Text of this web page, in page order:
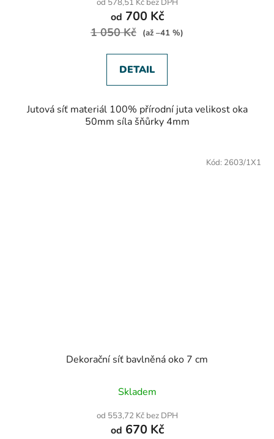
od 578,51 Kč bez DPH
od 700 Kč
1 050 Kč (až –41 %)
DETAIL
Jutová síť materiál 100% přírodní juta velikost oka
50mm síla šňůrky 4mm
Dekorační síť bavlněná oko 7 cm
Skladem
od 553,72 Kč bez DPH
od 670 Kč
Kód: 2603/1X1